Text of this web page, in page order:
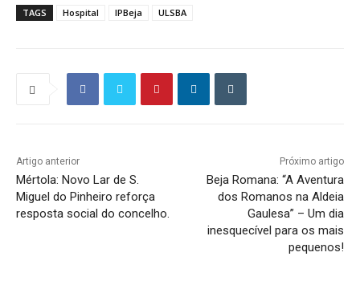
TAGS Hospital IPBeja ULSBA
Artigo anterior
Mértola: Novo Lar de S.
Miguel do Pinheiro reforça
resposta social do concelho.
Próximo artigo
Beja Romana: “A Aventura
dos Romanos na Aldeia
Gaulesa” – Um dia
inesquecível para os mais
pequenos!